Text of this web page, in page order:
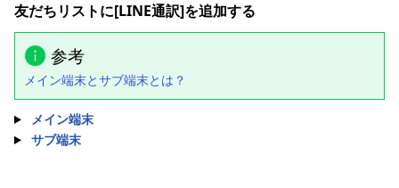
友だちリストに[LINE通訳]を追加する
参考
メイン端末とサブ端末とは？
メイン端末
サブ端末